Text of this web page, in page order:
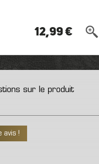
12,99 €
sur le produit
avis !